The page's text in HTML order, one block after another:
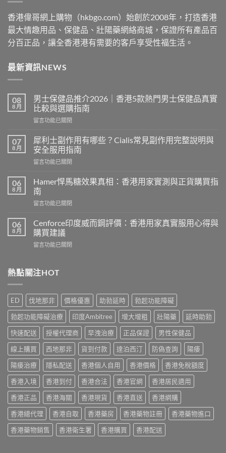
香港偉哥網上購物（hkbgo.com）始創於2008年，打造香港
最大情趣用品、保健品、壯陽藥網絡商城，保證所有產品百
分百正品，讓全香港港有需要的客戶享受性福生活。
最新資訊NEWS
08
8 月
男士保健品推介2026｜香港5款熱門男士保健品真實
比較與選購指南
在
士
保
健
品
介
2026
｜
香
5
款
門
保
真
實
比
較
與
選
購
指
南〉
中
留言功能已關閉
07
8 月
犀利士副作用有哪些？Cialis常見副作用完整說明與
安全服用指南
在
利
士
副
作
有
哪
些？
Cialis
副
完
整
說
明
與
安
全
服
用
指
南〉
中
留言功能已關閉
06
8 月
Hamer悍馬糖效果真相：香港用家實測與正貨購買指
南
在
悍
馬
糖
效
相：
用
家
實
測
與
正
貨
購
買
指
南〉
中
留言功能已關閉
06
8 月
Cenforce印度威而鋼評價：香港用家真實服用心得與
購買建議
在
度
威
鋼
評
價：
香
港
用
家
真
實
服
用
心
得
與
購
買
建
留言功能已關閉
熱點關注HOT
ED 伐地那非 價格優惠 助勃延時
勃起功能障礙
勃起功能障礙治療
印度Ambitree 增大增粗 壯陽藥
延時助勃
快速配送
授權代理商 早洩治療 正品保證
男性保健品
線上購買
西地那非 貨到付款 達泊西汀 防偽查詢
陽痿
陽痿治療
隱私配送 香港個人自用 香港價格
香港免稅額度
香港入境
香港到付 香港合法 香港官網
香港居民適用
香港正品
香港海關 香港現貨 香港直送
香港網購
香港總代理
香港自取 香港藥房 香港藥物註冊
香港藥物進口
香港藥物銷售
香港衛生署 香港購買 香港配送